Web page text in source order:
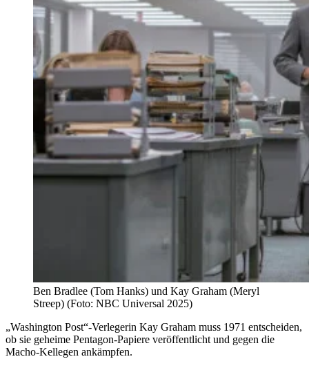
Ben Bradlee (Tom Hanks) und Kay Graham (Meryl
Streep) (Foto: NBC Universal 2025)
„Washington Post“-Verlegerin Kay Graham muss 1971 entscheiden,
ob sie geheime Pentagon-Papiere veröffentlicht und gegen die
Macho-Kellegen ankämpfen.